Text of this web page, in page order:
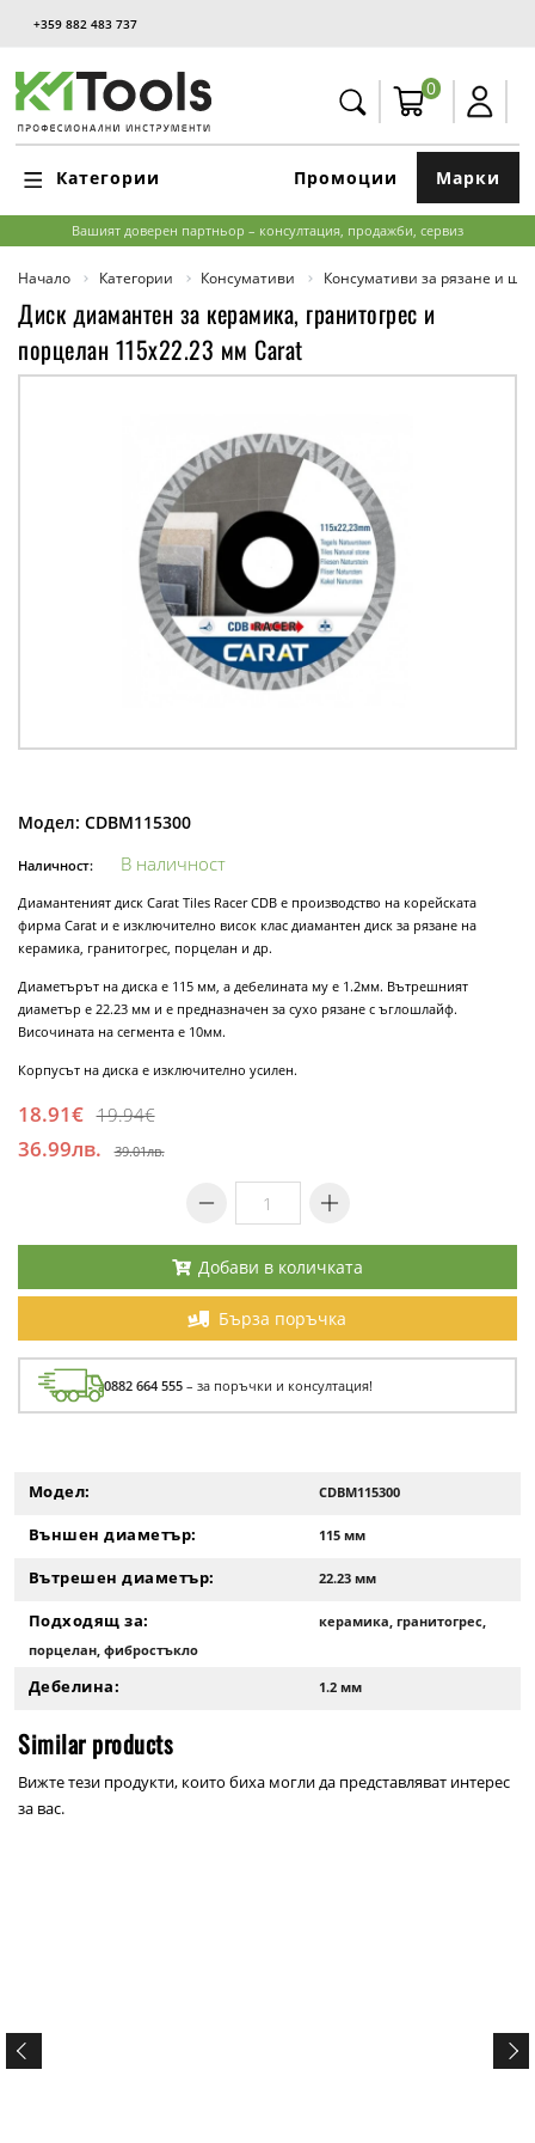
+359 882 483 737
0
Категории Марки
Промоции
Вашият доверен партньор – консултация, продажби, сервиз
Начало Категории Консумативи Консумативи за рязане и
Диск диамантен за керамика, гранитогрес и
порцелан 115x22.23 мм Carat
Модел: CDBM115300
Наличност: В наличност
Диамантеният диск Carat Tiles Racer CDB е производство на корейската
фирма Carat и е изключително висок клас диамантен диск за рязане на
керамика, гранитогрес, порцелан и др.
Диаметърът на диска е 115 мм, а дебелината му е 1.2мм. Вътрешният
диаметър е 22.23 мм и е предназначен за сухо рязане с ъглошлайф.
Височината на сегмента е 10мм.
Корпусът на диска е изключително усилен.
18.91€ 19.94€
36.99лв. 39.01лв.
Добави в количката
Бърза поръчка
0882 664 555 – за поръчки и консултация!
Модел: CDBM115300
Външен диаметър: 115 мм
Вътрешен диаметър: 22.23 мм
Подходящ за:
керамика, гранитогрес,
порцелан, фибростъкло
Дебелина: 1.2 мм
Similar products
Вижте тези продукти, които биха могли да представляват интерес
за вас.